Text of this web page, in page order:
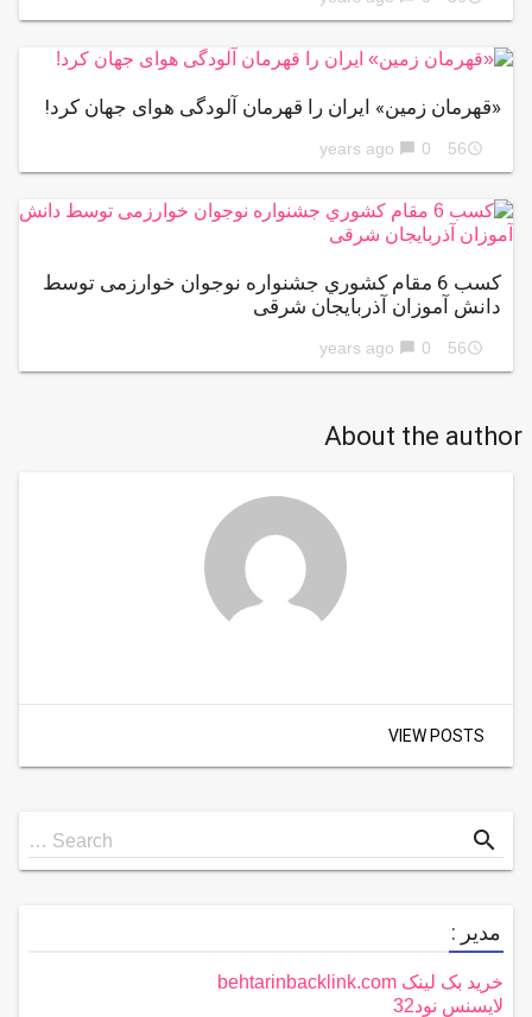
«قهرمان زمین» ایران را قهرمان آلودگی هوای جهان کرد!
access_time
56 years ago
chat_bubble 0
كسب 6 مقام كشوري جشنواره نوجوان خوارزمی توسط
دانش آموزان آذربایجان شرقی
access_time
56 years ago
chat_bubble 0
About the author
VIEW POSTS
Search
for
Search … search
مدیر :
خرید بک لینک behtarinbacklink.com
لایسنس نود32